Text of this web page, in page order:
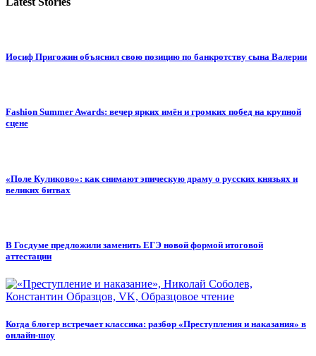
Иосиф Пригожин объяснил свою позицию по банкротству сына Валерии
Fashion Summer Awards: вечер ярких имён и громких побед на крупной
сцене
«Поле Куликово»: как снимают эпическую драму о русских князьях и
великих битвах
В Госдуме предложили заменить ЕГЭ новой формой итоговой
аттестации
Когда блогер встречает классика: разбор «Преступления и наказания» в
онлайн-шоу